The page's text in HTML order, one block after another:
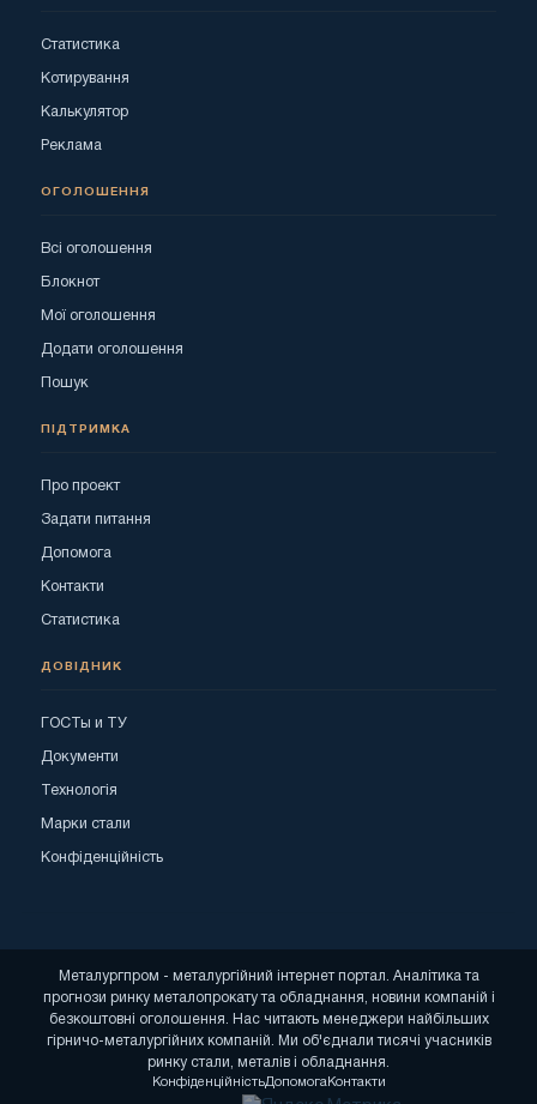
Статистика
Котирування
Калькулятор
Реклама
ОГОЛОШЕННЯ
Всі оголошення
Блокнот
Мої оголошення
Додати оголошення
Пошук
ПІДТРИМКА
Про проект
Задати питання
Допомога
Контакти
Статистика
ДОВІДНИК
ГОСТы и ТУ
Документи
Технологія
Марки стали
Конфіденційність
Металургпром - металургійний інтернет портал. Аналітика та
прогнози ринку металопрокату та обладнання, новини компаній і
безкоштовні оголошення. Нас читають менеджери найбільших
гірничо-металургійних компаній. Ми об'єднали тисячі учасників
ринку стали, металів і обладнання.
КонфіденційністьДопомогаКонтакти